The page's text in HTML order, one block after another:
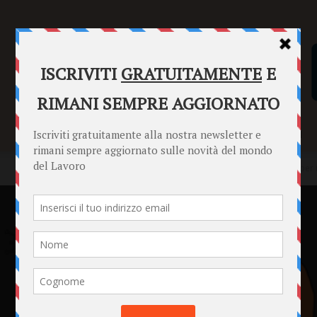
SENTENZE FORMULARI PUNTO INFORMAZIONI
Home Punto Informazioni Nuove misure